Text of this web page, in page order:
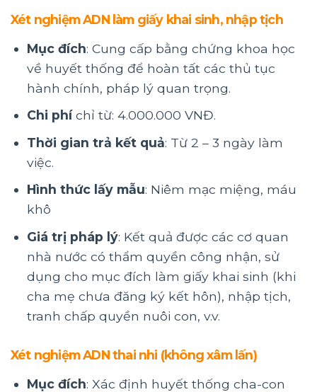
Xét nghiệm ADN làm giấy khai sinh, nhập tịch
Mục đích: Cung cấp bằng chứng khoa học
về huyết thống để hoàn tất các thủ tục
hành chính, pháp lý quan trọng.
Chi phíchỉ từ: 4.000.000 VNĐ.
Thời gian trả kết quả: Từ 2 – 3 ngày làm
việc.
Hình thức lấy mẫu: Niêm mạc miệng, máu
khô
Giá trị pháp lý: Kết quả được các cơ quan
nhà nước có thẩm quyền công nhận, sử
dụng cho mục đích làm giấy khai sinh (khi
cha mẹ chưa đăng ký kết hôn), nhập tịch,
tranh chấp quyền nuôi con, v.v.
Xét nghiệm ADN thai nhi (không xâm lấn)
Mục đích: Xác định huyết thống cha-con